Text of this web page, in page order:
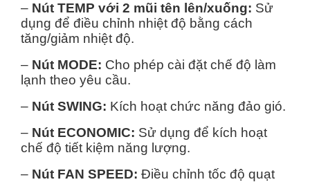
– Nút TEMP với 2 mũi tên lên/xuống: Sử
dụng để điều chỉnh nhiệt độ bằng cách
tăng/giảm nhiệt độ.
– Nút MODE: Cho phép cài đặt chế độ làm
lạnh theo yêu cầu.
– Nút SWING: Kích hoạt chức năng đảo gió.
– Nút ECONOMIC: Sử dụng để kích hoạt
chế độ tiết kiệm năng lượng.
– Nút FAN SPEED: Điều chỉnh tốc độ quạt